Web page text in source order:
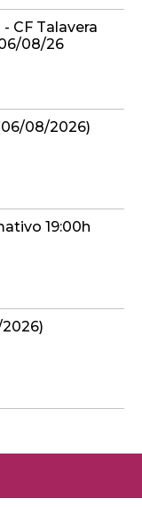
CF Talavera
08/26
08/2026)
19:00h